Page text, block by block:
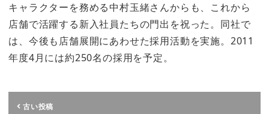
キャラクターを務める中村玉緒さんからも、これから
店舗で活躍する新入社員たちの門出を祝った。同社で
は、今後も店舗展開にあわせた採用活動を実施。2011
年度4月には約250名の採用を予定。
古い投稿